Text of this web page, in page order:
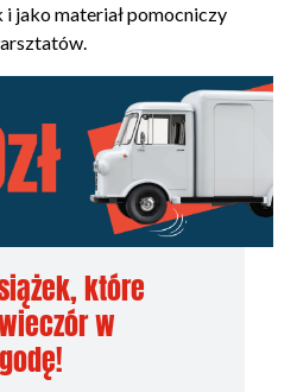
80
82
treści 83
formularzy 84
API 85
za pomocą silnika Handlebars
zasad z wyjątkiem tej jednej 88
89
i jako materiał pomocniczy
które
w